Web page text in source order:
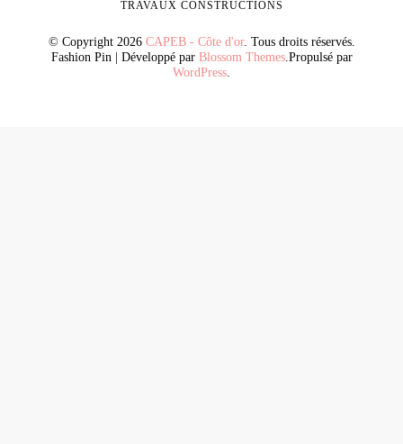
© Copyright 2026 CAPEB - Côte d'or. Tous droits réservés.
Fashion Pin | Développé par Blossom Themes.Propulsé par
WordPress
TRAVAUX CONSTRUCTIONS